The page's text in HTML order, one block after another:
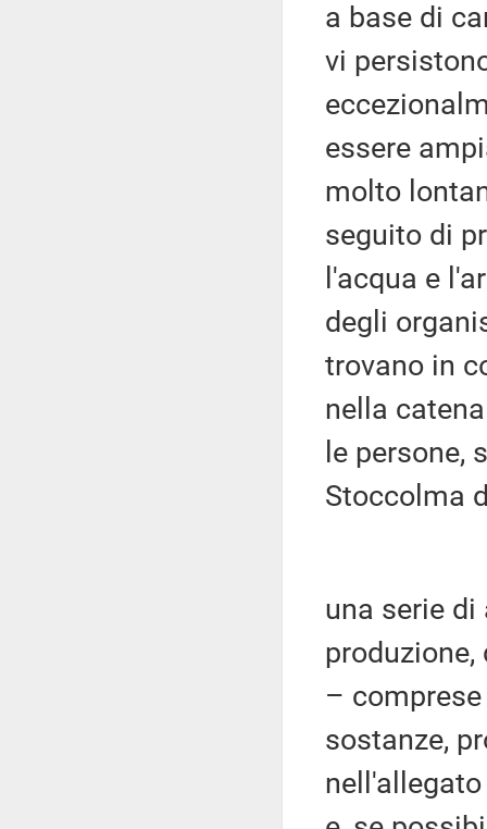
a base di
vi
essere
molto
seguito di
l'acqua e
degli
trovano in
nella
le persone,
Stoccolma
una serie
–
sostanze,